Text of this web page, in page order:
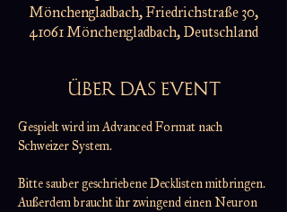
Mönchengladbach, Friedrichstraße 30,
41061 Mönchengladbach, Deutschland
ÜBER DAS EVENT
Gespielt wird im Advanced Format nach
Schweizer System.
Bitte sauber geschriebene Decklisten mitbringen.
Außerdem braucht ihr zwingend einen Neuron